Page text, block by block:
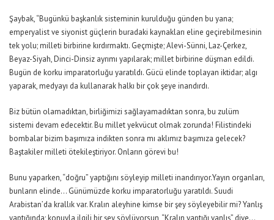
Şaybak, “Bugünkü başkanlık sisteminin kurulduğu günden bu yana;
emperyalist ve siyonist güçlerin buradaki kaynakları eline geçirebilmesinin
tek yolu; milleti birbirine kırdırmaktı. Geçmişte; Alevi-Sünni, Laz-Çerkez,
Beyaz-Siyah, Dinci-Dinsiz ayrımı yapılarak; millet birbirine düşman edildi.
Bugün de korku imparatorluğu yaratıldı. Gücü elinde toplayan iktidar; algı
yaparak, medyayı da kullanarak halkı bir çok şeye inandırdı.
Biz bütün olamadıktan, birliğimizi sağlayamadıktan sonra, bu zulüm
sistemi devam edecektir. Bu millet yekvücut olmak zorunda! Filistindeki
bombalar bizim başımıza indikten sonra mı aklımız başımıza gelecek?
Baştakiler milleti ötekileştiriyor. Onların görevi bu!
Bunu yaparken, “doğru” yaptığını söyleyip milleti inandırıyor.Yayın organları,
bunların elinde… Günümüzde korku imparatorluğu yaratıldı. Suudi
Arabistan’da krallık var. Kralın aleyhine kimse bir şey söyleyebilir mi? Yanlış
yaptığında; konuyla ilgili bir şey söylüyorsun, “Kralın yaptığı yanlış” diye…